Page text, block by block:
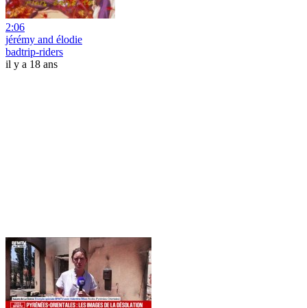
2:06
jérémy and élodie
badtrip-riders
il y a 18 ans